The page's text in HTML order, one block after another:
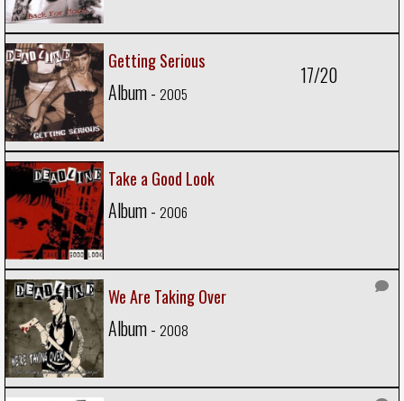
Getting Serious
Album - 2005
17/20
Take a Good Look
Album - 2006
We Are Taking Over
Album - 2008